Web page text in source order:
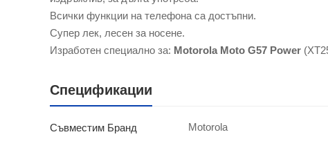
Всички функции на телефона са достъпни.
Супер лек, лесен за носене.
Изработен специално за: Motorola Moto G57 Power
Спецификации
Съвместим Бранд Motorola